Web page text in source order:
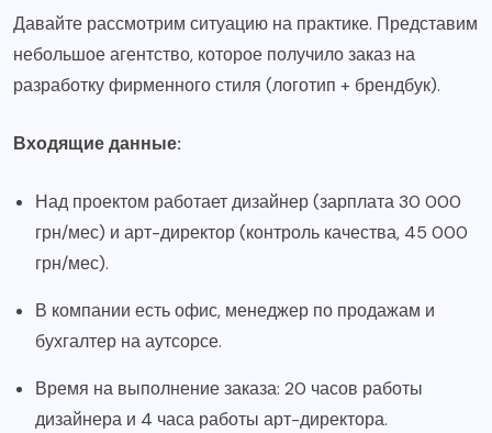
Давайте рассмотрим ситуацию на практике. Представим
небольшое агентство, которое получило заказ на
разработку фирменного стиля (логотип + брендбук).
Входящие данные:
Над проектом работает дизайнер (зарплата 30 000
грн/мес) и арт-директор (контроль качества, 45 000
грн/мес).
В компании есть офис, менеджер по продажам и
бухгалтер на аутсорсе.
Время на выполнение заказа: 20 часов работы
дизайнера и 4 часа работы арт-директора.